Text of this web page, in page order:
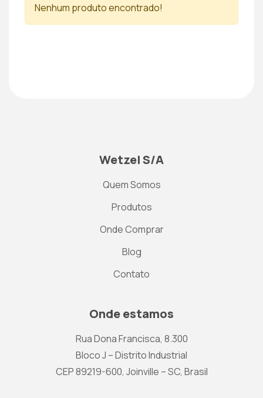
Nenhum produto encontrado!
Wetzel S/A
Quem Somos
Produtos
Onde Comprar
Blog
Contato
Onde estamos
Rua Dona Francisca, 8.300
Bloco J – Distrito Industrial
CEP 89219-600, Joinville – SC, Brasil